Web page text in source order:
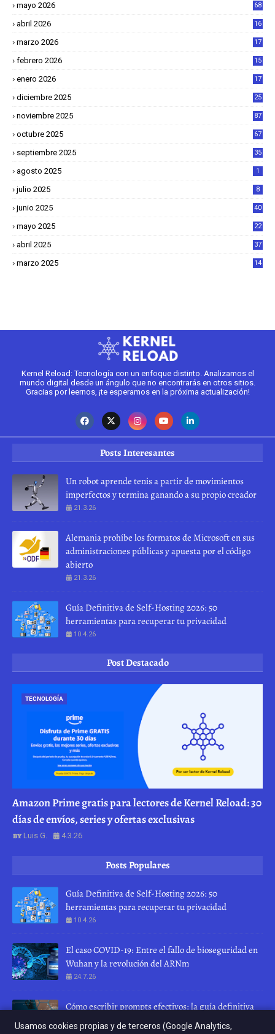
mayo 2026 68
abril 2026
16
marzo 2026
17
febrero 2026
15
enero 2026
17
diciembre 2025
25
noviembre 2025 87
octubre 2025 67
septiembre 2025 35
agosto 2025 1
julio 2025 8
junio 2025 40
mayo 2025
22
abril 2025
37
marzo 2025
14
Kernel Reload: Tecnología con un enfoque distinto. Analizamos el
mundo digital desde un ángulo que no encontrarás en otros sitios.
Gracias por leernos, ¡te esperamos en la próxima actualización!
Posts Interesantes
Un robot aprende tenis a partir de movimientos
imperfectos y termina ganando a su propio creador
21.3.26
Alemania prohíbe los formatos de Microsoft en sus
administraciones públicas y apuesta por el código
abierto
21.3.26
Guía Definitiva de Self-Hosting 2026: 50
herramientas para recuperar tu privacidad
10.4.26
Post Destacado
TECNOLOGÍA
Amazon Prime gratis para lectores de Kernel Reload: 30
días de envíos, series y ofertas exclusivas
Luis G. 4.3.26
Posts Populares
Guía Definitiva de Self-Hosting 2026: 50
herramientas para recuperar tu privacidad
10.4.26
El caso COVID-19: Entre el fallo de bioseguridad en
Wuhan y la revolución del ARNm
24.7.26
Cómo escribir prompts efectivos: la guía definitiva
para hablar con una IA
Usamos cookies propias y de terceros (Google Analytics,